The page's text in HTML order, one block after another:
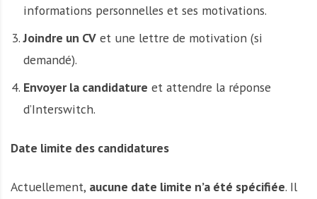
informations personnelles et ses motivations.
Joindre un CVet une lettre de motivation (si
demandé).
Envoyer la candidature et attendre la réponse
d’Interswitch.
Date limite des candidatures
Actuellement, aucune date limite n’a été spécifiée. Il